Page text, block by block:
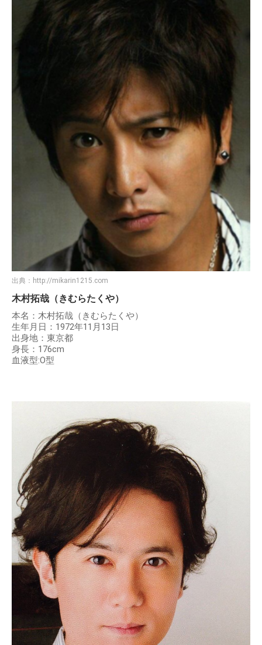
出典： http://mikarin1215.com
木村拓哉（きむらたくや）
本名：木村拓哉（きむらたくや）
生年月日：1972年11月13日
出身地：東京都
身長：176cm
血液型:O型